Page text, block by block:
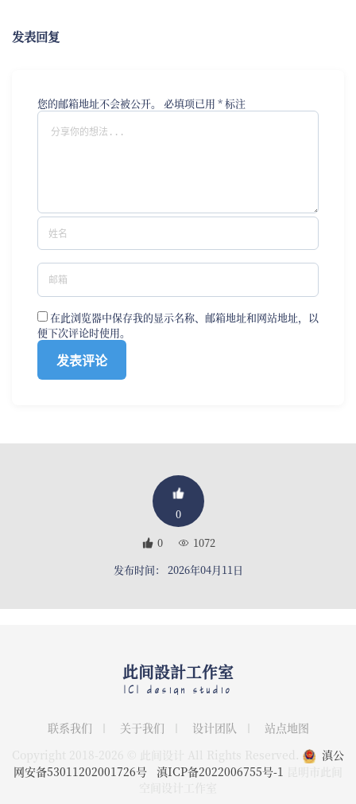
发表回复
您的邮箱地址不会被公开。 必填项已用 *标注
在此浏览器中保存我的显示名称、邮箱地址和网站地址，以
便下次评论时使用。
0
0
1072
发布时间： 2026年04月11日
此间設計工作室
ICI design studio
联系我们 关于我们 设计团队
站点地图
滇公
网安备53011202001726号
滇ICP备2022006755号-1